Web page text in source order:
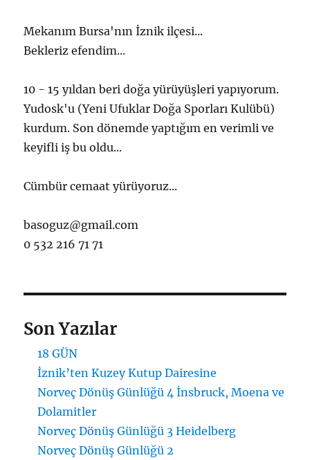
Mekanım Bursa'nın İznik ilçesi...
Bekleriz efendim...
10 - 15 yıldan beri doğa yürüyüşleri yapıyorum.
Yudosk'u (Yeni Ufuklar Doğa Sporları Kulübü)
kurdum. Son dönemde yaptığım en verimli ve
keyifli iş bu oldu...
Cümbür cemaat yürüyoruz...
basoguz@gmail.com
0 532 216 71 71
Son Yazılar
18 GÜN
İznik’ten Kuzey Kutup Dairesine
Norveç Dönüş Günlüğü 4 İnsbruck, Moena ve
Dolamitler
Norveç Dönüş Günlüğü 3 Heidelberg
Norveç Dönüş Günlüğü 2